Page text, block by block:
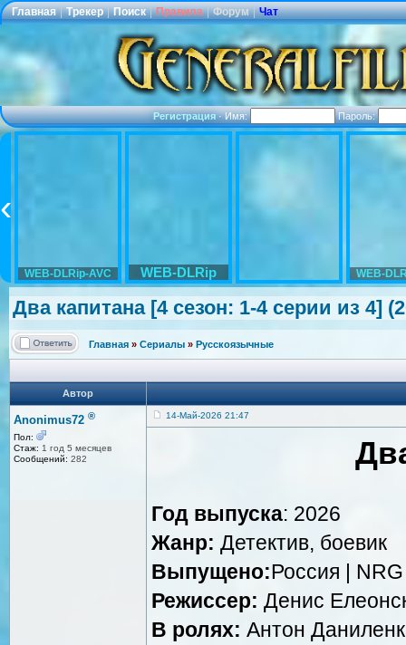
Главная | Трекер | Поиск | Правила | Форум | Чат
Регистрация·Имя: Пароль:
WEB-DLRip-AVC WEB-DLRip WEB-
Два капитана [4 сезон: 1-4 серии из 4]
Главная » Сериалы » Русскоязычные
Автор
Anonimus72 ®
Пол:
Стаж: 1 год 5 месяцев
Сообщений: 282
14-Май-2026 21:47
Год выпуска: 2026
Жанр: Детектив, боевик
Выпущено:Россия |
Режиссер: Денис
В ролях: Антон